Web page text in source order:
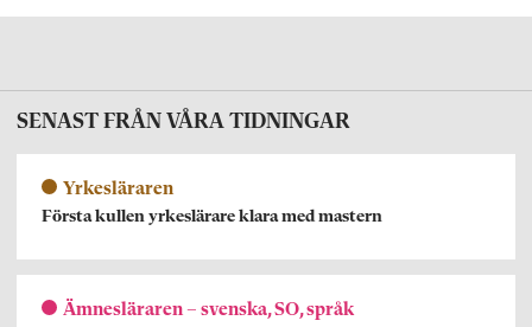
SENAST FRÅN VÅRA TIDNINGAR
Yrkesläraren
Första kullen yrkeslärare klara med mastern
Ämnesläraren – svenska, SO, språk